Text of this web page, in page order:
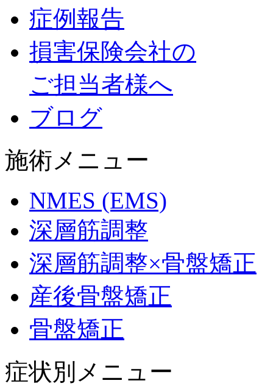
症例報告
損害保険会社の
ご担当者様へ
ブログ
施術メニュー
NMES (EMS)
深層筋調整
深層筋調整×骨盤矯正
産後骨盤矯正
骨盤矯正
症状別メニュー